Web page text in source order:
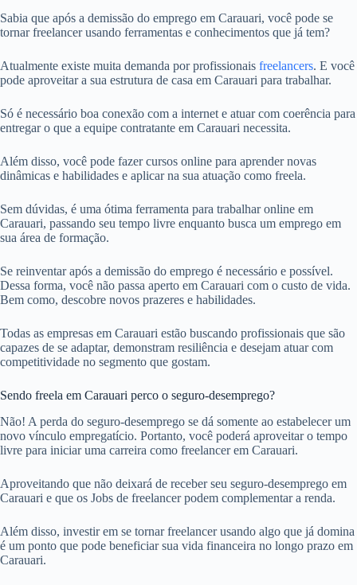
Sabia que após a demissão do emprego em Carauari, você pode se
tornar freelancer usando ferramentas e conhecimentos que já tem?
Atualmente existe muita demanda por profissionais freelancers. E você
pode aproveitar a sua estrutura de casa em Carauari para trabalhar.
Só é necessário boa conexão com a internet e atuar com coerência para
entregar o que a equipe contratante em Carauari necessita.
Além disso, você pode fazer cursos online para aprender novas
dinâmicas e habilidades e aplicar na sua atuação como freela.
Sem dúvidas, é uma ótima ferramenta para trabalhar online em
Carauari, passando seu tempo livre enquanto busca um emprego em
sua área de formação.
Se reinventar após a demissão do emprego é necessário e possível.
Dessa forma, você não passa aperto em Carauari com o custo de vida.
Bem como, descobre novos prazeres e habilidades.
Todas as empresas em Carauari estão buscando profissionais que são
capazes de se adaptar, demonstram resiliência e desejam atuar com
competitividade no segmento que gostam.
Sendo freela em Carauari perco o seguro-desemprego?
Não! A perda do seguro-desemprego se dá somente ao estabelecer um
novo vínculo empregatício. Portanto, você poderá aproveitar o tempo
livre para iniciar uma carreira como freelancer em Carauari.
Aproveitando que não deixará de receber seu seguro-desemprego em
Carauari e que os Jobs de freelancer podem complementar a renda.
Além disso, investir em se tornar freelancer usando algo que já domina
é um ponto que pode beneficiar sua vida financeira no longo prazo em
Carauari.